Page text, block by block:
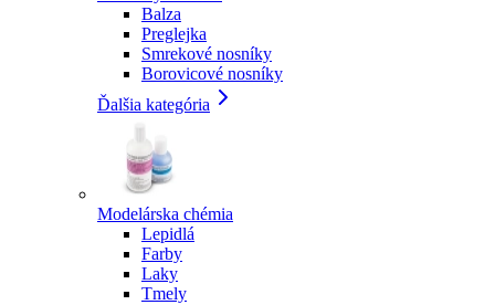
Balza
Preglejka
Smrekové nosníky
Borovicové nosníky
Ďalšia kategória
Modelárska chémia
Lepidlá
Farby
Laky
Tmely